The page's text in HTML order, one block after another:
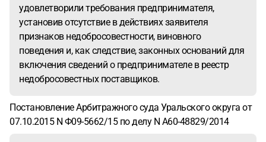
удовлетворили требования предпринимателя,
установив отсутствие в действиях заявителя
признаков недобросовестности, виновного
поведения и, как следствие, законных оснований для
включения сведений о предпринимателе в реестр
недобросовестных поставщиков.
Постановление Арбитражного суда Уральского округа от
07.10.2015 N Ф09-5662/15 по делу N А60-48829/2014